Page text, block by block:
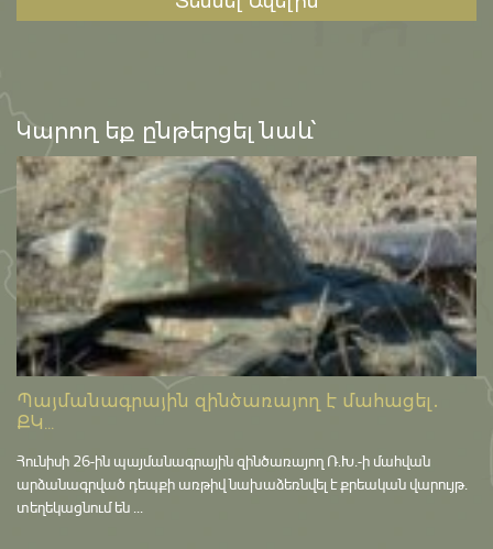
Կարող եք ընթերցել նաև՝
Պայմանագրային զինծառայող է մահացել․
ՔԿ...
Հունիսի 26-ին պայմանագրային զինծառայող Ռ.Խ.-ի մահվան
արձանագրված դեպքի առթիվ նախաձեռնվել է քրեական վարույթ․
տեղեկացնում են ...